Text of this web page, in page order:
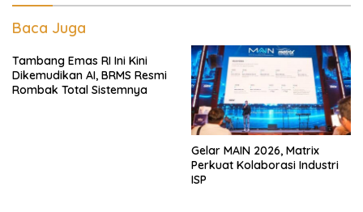
Baca Juga
Tambang Emas RI Ini Kini
Dikemudikan AI, BRMS Resmi
Rombak Total Sistemnya
Gelar MAIN 2026, Matrix
Perkuat Kolaborasi Industri
ISP